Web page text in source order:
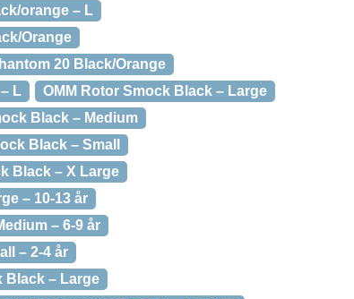
orange – L
Orange
20 Black/Orange
L
OMM Rotor Smock Black – Large
Black – Medium
Black – Small
Black – X Large
– 10-13 år
– 6-9 år
– 2-4 år
Black – Large